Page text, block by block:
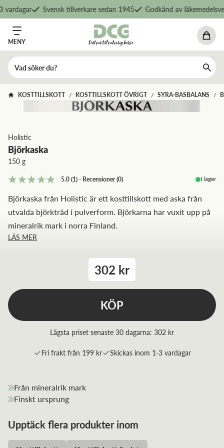
Svensk tillverkare sedan 1945 Godkänd av
MENY
KOSTTILLSKOTT / KOSTTILLSKOTT ÖVRIGT / SYRA-BASBALANS /
Holistic
Björkaska
150 g
5.0(1)- Recensioner(0) I lager
Björkaska från Holistic är ett kosttillskott med aska från
utvalda björkträd i pulverform. Björkarna har vuxit upp på
mineralrik mark i norra Finland.
LÄS MER
302 kr
KÖP
Lägsta priset senaste 30 dagarna: 302 kr
Fri frakt från 199 kr Skickas inom 1-3 vardagar
Från mineralrik mark
Finskt ursprung
Upptäck flera produkter inom